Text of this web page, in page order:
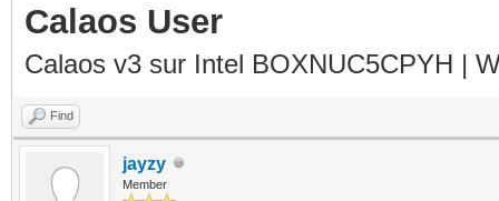
Calaos User
Calaos v3 sur Intel BOXNUC5CPYH |
Find
jayzy
Member